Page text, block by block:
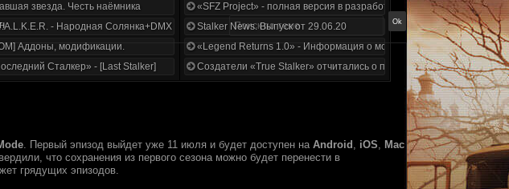
звезда. Честь наёмника
- Народная Солянка+DMX 1.3.5.ООП.МА.К.
Аддоны, модификации.
Сталкер» - [Last Stalker]
«SFZ Project» - полная версия в разработке!
Stalker News. Выпуск от 29.06.20
«Legend Returns 1.0» - Информация о моде за июнь 2020
Создатели «True Stalker» отчитались о проделанной работе
. Первый эпизод выйдет уже 11 июля и будет доступен на Android , iOS, Mac
что сохранения из первого сезона можно будет перенести в
грядущих эпизодов.